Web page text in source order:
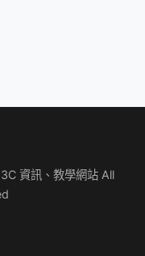
資訊、教學網站 All